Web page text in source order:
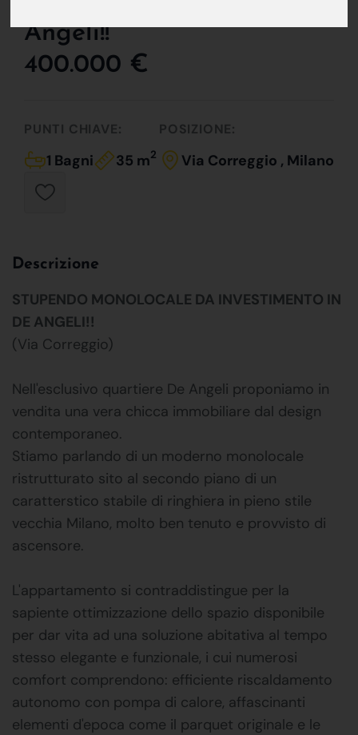
Angeli!!
400.000 €
PUNTI CHIAVE:
1 Bagni 35 m2
POSIZIONE:
Via Correggio , Milano
Descrizione
STUPENDO MONOLOCALE DA INVESTIMENTO IN
DE ANGELI!!
(Via Correggio)
Nell'esclusivo quartiere De Angeli proponiamo in
vendita una vera chicca immobiliare dal design
contemporaneo.
Stiamo parlando di un moderno monolocale
ristrutturato sito al secondo piano di un
caratterstico stabile di ringhiera in pieno stile
vecchia Milano, molto ben tenuto e provvisto di
ascensore.
L'appartamento si contraddistingue per la
sapiente ottimizzazione dello spazio disponibile
per dar vita ad una soluzione abitativa al tempo
stesso elegante e funzionale, i cui numerosi
comfort comprendono: efficiente riscaldamento
autonomo con pompa di calore, affascinanti
elementi d'epoca come il parquet originale e le